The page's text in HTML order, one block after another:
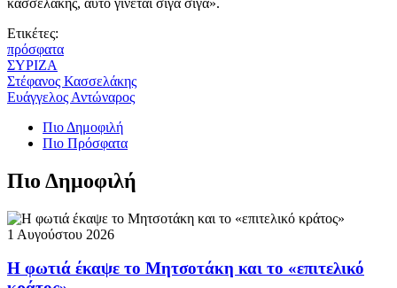
Ετικέτες:
πρόσφατα
ΣΥΡΙΖΑ
Στέφανος Κασσελάκης
Ευάγγελος Αντώναρος
Πιο Δημοφιλή
Πιο Πρόσφατα
Πιο Δημοφιλή
1 Αυγούστου 2026
Η φωτιά έκαψε το Μητσοτάκη και το «επιτελικό